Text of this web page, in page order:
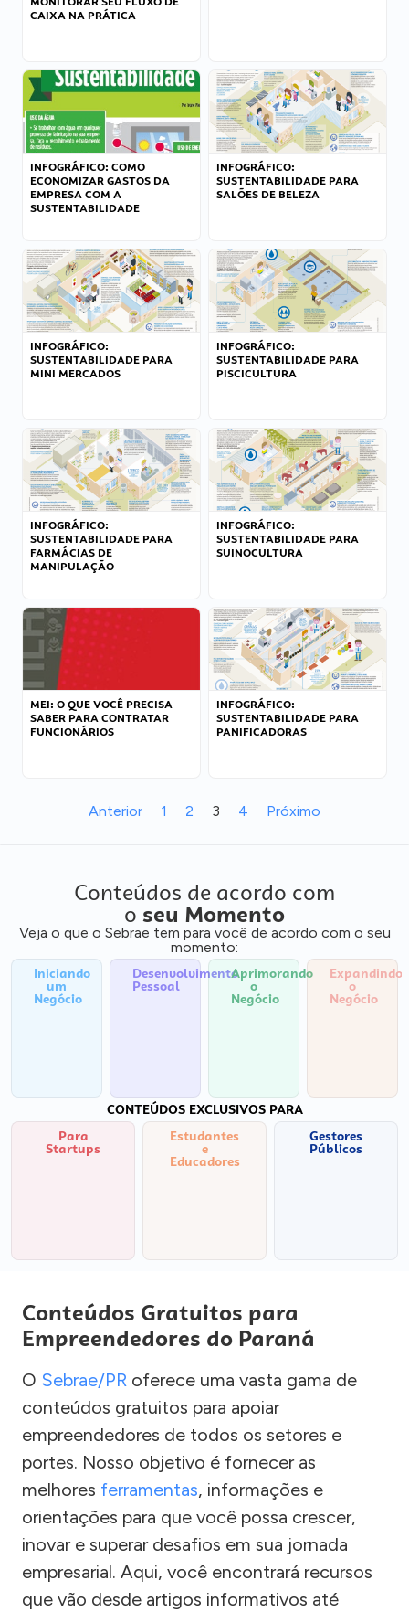
CAIXA NA PRÁTICA
INFOGRÁFICO: COMO
ECONOMIZAR GASTOS DA
EMPRESA COM A
SUSTENTABILIDADE
INFOGRÁFICO:
SUSTENTABILIDADE PARA
SALÕES DE BELEZA
INFOGRÁFICO:
SUSTENTABILIDADE PARA
MINI MERCADOS
INFOGRÁFICO:
SUSTENTABILIDADE PARA
PISCICULTURA
INFOGRÁFICO:
SUSTENTABILIDADE PARA
FARMÁCIAS DE
MANIPULAÇÃO
INFOGRÁFICO:
SUSTENTABILIDADE PARA
SUINOCULTURA
MEI: O QUE VOCÊ PRECISA
SABER PARA CONTRATAR
FUNCIONÁRIOS
INFOGRÁFICO:
SUSTENTABILIDADE PARA
PANIFICADORAS
Anterior 1 2 3 4 Próximo
Conteúdos de acordo com
o seu Momento
Veja o que o Sebrae tem para você de acordo com o seu
momento:
Iniciando
um
Negócio
Desenvolvimento
Pessoal
Aprimorando
o
Negócio
Expandindo
o
Negócio
CONTEÚDOS EXCLUSIVOS PARA
Para
Startups
Estudantes
e
Educadores
Gestores
Públicos
Conteúdos Gratuitos para
Empreendedores do Paraná
O Sebrae/PR oferece uma vasta gama de
conteúdos gratuitos para apoiar
empreendedores de todos os setores e
portes. Nosso objetivo é fornecer as
melhores ferramentas, informações e
orientações para que você possa crescer,
inovar e superar desafios em sua jornada
empresarial. Aqui, você encontrará recursos
que vão desde artigos informativos até